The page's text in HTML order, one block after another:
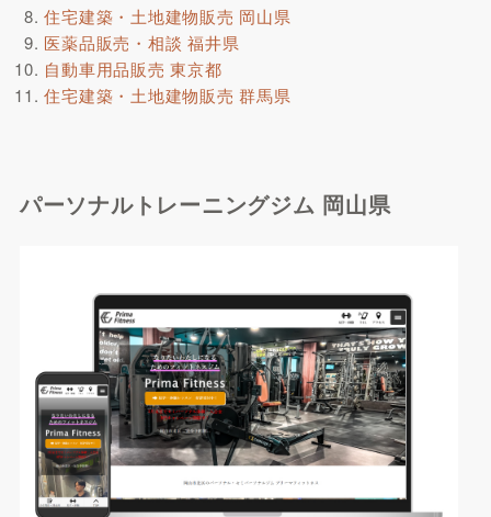
住宅建築・土地建物販売 岡山県
医薬品販売・相談 福井県
自動車用品販売 東京都
住宅建築・土地建物販売 群馬県
パーソナルトレーニングジム 岡山県